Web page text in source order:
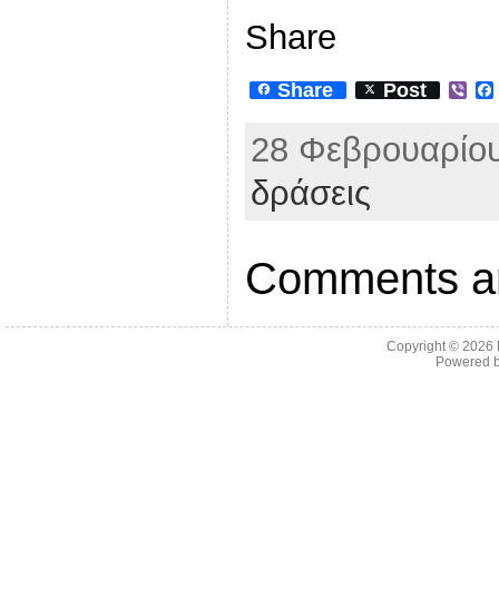
Share
Share Post
V
e
r
28
δράσεις
Comments
Copyright © 2026
Powered